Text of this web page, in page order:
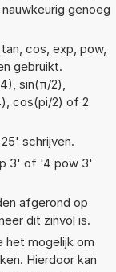
genoeg
cos, exp, pow,
gebruikt.
sin(π/2),
cos(pi/2) of 2
schrijven.
3' of '4 pow 3'
afgerond op
dit zinvol is.
het mogelijk om
Hierdoor kan